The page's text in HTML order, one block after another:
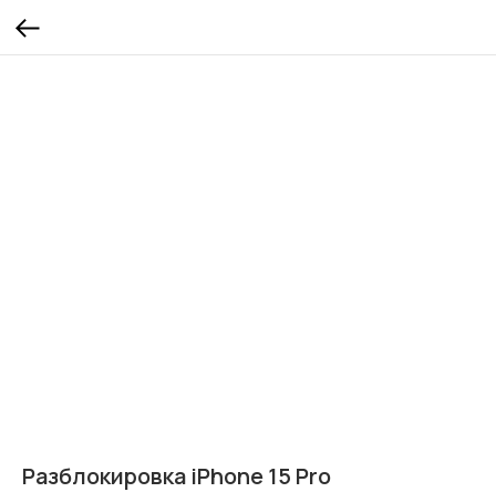
Разблокировка iPhone 15 Pro